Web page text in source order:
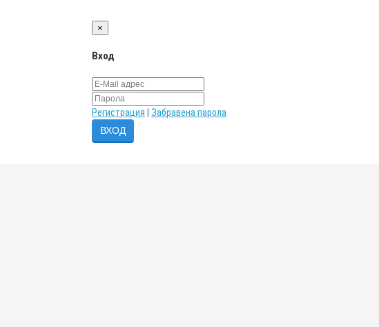
×
Вход
Регистрация Забравена парола